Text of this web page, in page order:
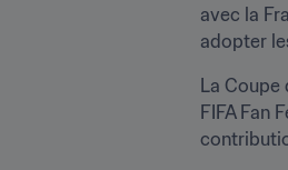
avec la
adopter
La Coupe
FIFA Fan